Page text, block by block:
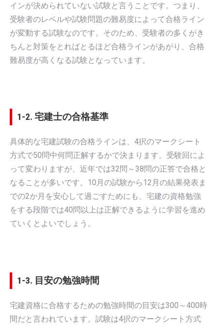
インが決められていない試験と言うことです。つまり、
受験者のレベルや試験問題の難易度によって合格ライン
が変動する試験なのです。そのため、受験者の多くがき
ちんと対策をとればとるほど合格ラインがあがり、合格
難易度が高くなる試験となっています。
1-2. 宅建士の合格基準
具体的な宅建試験の合格ラインは、4択のマークシート
方式で50問中何問正解するかで決まります。受験回によ
って変わりますが、近年では32問～38問の正答で合格と
なることが多いです。10月の試験から12月の結果発表ま
での2か月を安心して過ごすためにも、宅建の資格勉強
をする段階では40問以上は正解できるように学習を進め
ていくとよいでしょう。
1-3. 目安の勉強時間
宅建資格に合格するための勉強時間の目安は300～400時
間だと言われています。試験は4択のマークシート方式